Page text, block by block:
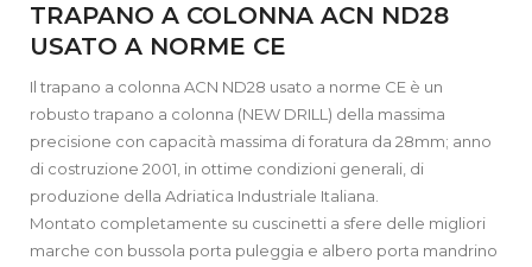
TRAPANO A COLONNA ACN ND28
USATO A NORME CE
Il trapano a colonna ACN ND28 usato a norme CE è un
robusto trapano a colonna (NEW DRILL) della massima
precisione con capacità massima di foratura da 28mm; anno
di costruzione 2001, in ottime condizioni generali, di
produzione della Adriatica Industriale Italiana.
Montato completamente su cuscinetti a sfere delle migliori
marche con bussola porta puleggia e albero porta mandrino